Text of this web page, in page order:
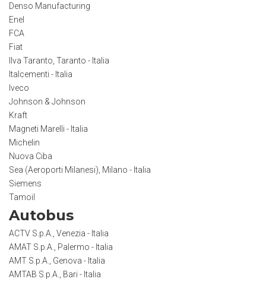
Denso Manufacturing
Enel
FCA
Fiat
Ilva Taranto, Taranto - Italia
Italcementi - Italia
Iveco
Johnson & Johnson
Kraft
Magneti Marelli - Italia
Michelin
Nuova Ciba
Sea (Aeroporti Milanesi), Milano - Italia
Siemens
Tamoil
Autobus
ACTV S.p.A., Venezia - Italia
AMAT S.p.A., Palermo - Italia
AMT S.p.A., Genova - Italia
AMTAB S.p.A., Bari - Italia